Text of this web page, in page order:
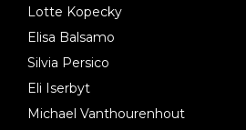
Lotte Kopecky
Elisa Balsamo
Silvia Persico
Eli Iserbyt
Michael Vanthourenhout